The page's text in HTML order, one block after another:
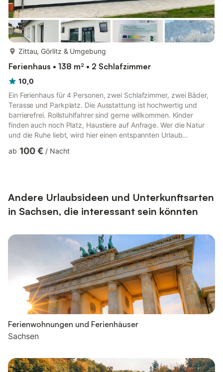
Zittau, Görlitz & Umgebung
Ferienhaus • 138 m² • 2 Schlafzimmer
10,0
Ein Ferienhaus für 4 Personen, zwei Schlafzimmer, zwei Bäder,
Terasse und Parkplatz. Die Ausstattung ist hochwertig und
barrierefrei. Rollstuhlfahrer sind gerne willkommen. Kinder
finden auch noch Platz, Haustiere auf Anfrage. Wer die Natur
und die Ruhe liebt, wird hier einen entspannten Urlaub
Umgebung des Zittauer Gebirges lädt zum Wandern ein,
Prag und das R...
ab 100 € / Nacht
Andere Urlaubsideen und Unterkunftsarten
in Sachsen, die interessant sein könnten
Ferienwohnungen und Ferienhäuser
Sachsen